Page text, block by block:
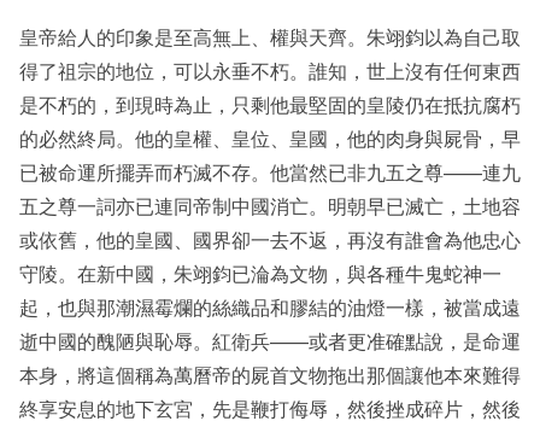
皇帝給人的印象是至高無上、權與天齊。朱翊鈞以為自己取
得了祖宗的地位，可以永垂不朽。誰知，世上沒有任何東西
是不朽的，到現時為止，只剩他最堅固的皇陵仍在抵抗腐朽
的必然終局。他的皇權、皇位、皇國，他的肉身與屍骨，早
已被命運所擺弄而朽滅不存。他當然已非九五之尊——連九
五之尊一詞亦已連同帝制中國消亡。明朝早已滅亡，土地容
或依舊，他的皇國、國界卻一去不返，再沒有誰會為他忠心
守陵。在新中國，朱翊鈞已淪為文物，與各種牛鬼蛇神一
起，也與那潮濕霉爛的絲織品和膠結的油燈一樣，被當成遠
逝中國的醜陋與恥辱。紅衛兵——或者更准確點說，是命運
本身，將這個稱為萬曆帝的屍首文物拖出那個讓他本來難得
終享安息的地下玄宮，先是鞭打侮辱，然後挫成碎片，然後